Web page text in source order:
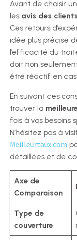
Avant de choisir
les avis des clients
Ces retours
idée plus précise
l’efficacité du
doit non
être réactif en cas
En suivant ces
trouver la
fois à vos besoins
N’hésitez pas à
Meilleurtaux.com
détaillées et de
Axe de
Comparaison
Type de
couverture